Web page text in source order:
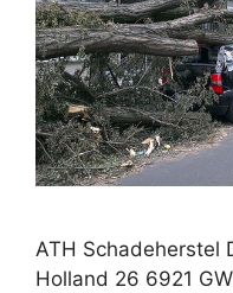
ATH Schadeherstel
Holland 26 6921